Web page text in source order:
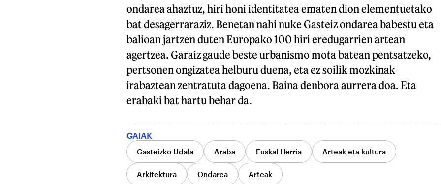
ondarea ahaztuz, hiri honi identitatea ematen dion elementuetako
bat desagerraraziz. Benetan nahi nuke Gasteiz ondarea babestu eta
balioan jartzen duten Europako 100 hiri eredugarrien artean
agertzea. Garaiz gaude beste urbanismo mota batean pentsatzeko,
pertsonen ongizatea helburu duena, eta ez soilik mozkinak
irabaztean zentratuta dagoena. Baina denbora aurrera doa. Eta
erabaki bat hartu behar da.
GAIAK
Gasteizko Udala Araba Euskal Herria Arteak eta kultura
Arkitektura Ondarea Arteak